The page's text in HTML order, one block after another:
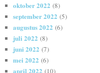
oktober 2022 (8)
september 2022 (5)
augustus 2022 (6)
juli 2022 (8)
juni 2022 (7)
mei 2022 (6)
april 2022 (10)